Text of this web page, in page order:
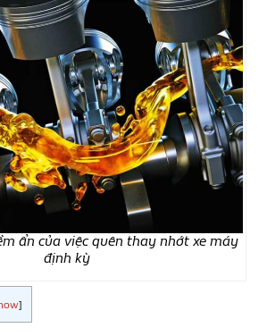
ẩn của việc quên thay nhớt xe máy
định kỳ
]